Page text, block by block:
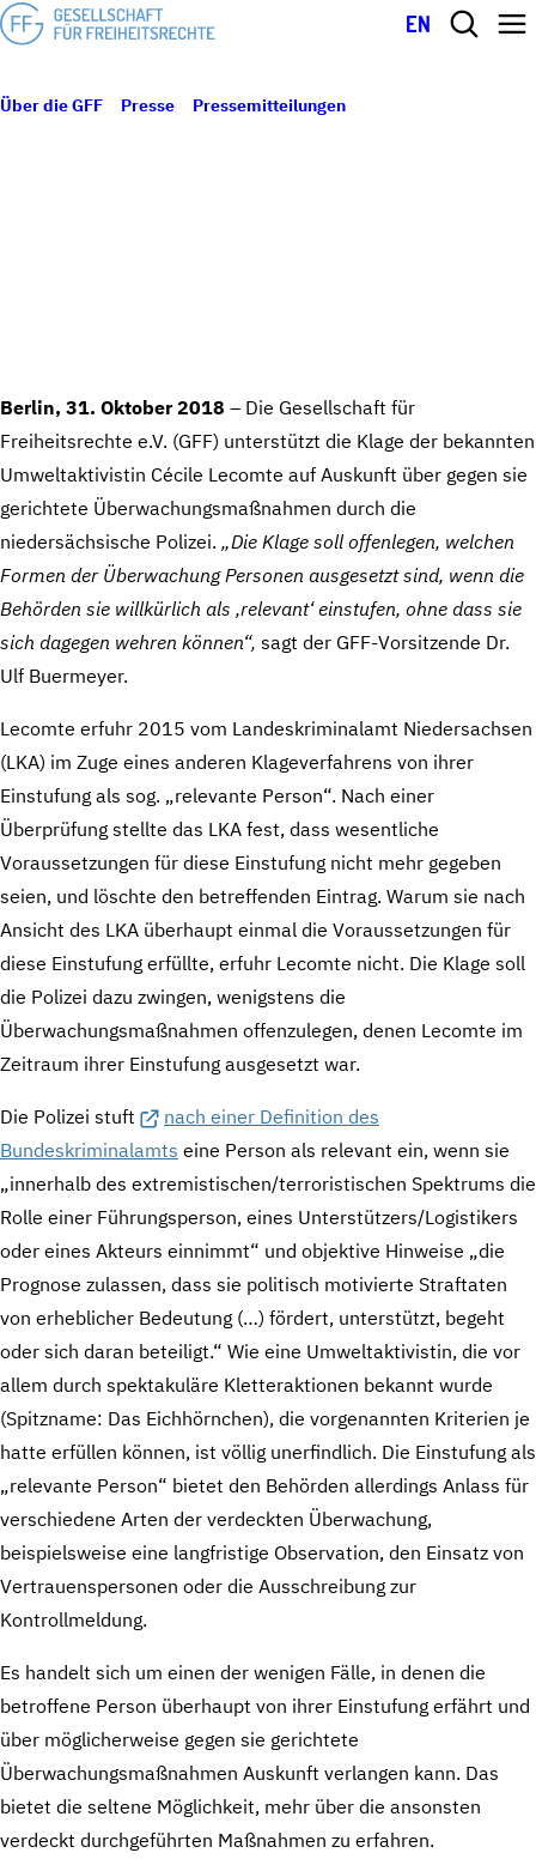
EN
Über die GFF Presse Pressemitteilungen
31. Oktober 2018
Berlin, 31. Oktober 2018 – Die Gesellschaft für
Freiheitsrechte e.V. (GFF) unterstützt die Klage der bekannten
Umweltaktivistin Cécile Lecomte auf Auskunft über gegen sie
gerichtete Überwachungsmaßnahmen durch die
niedersächsische Polizei. „Die Klage soll offenlegen, welchen
Formen der Überwachung Personen ausgesetzt sind, wenn die
Behörden sie willkürlich als ‚relevant‘ einstufen, ohne dass sie
sich dagegen wehren können“, sagt der GFF-Vorsitzende Dr.
Ulf Buermeyer.
Lecomte erfuhr 2015 vom Landeskriminalamt Niedersachsen
(LKA) im Zuge eines anderen Klageverfahrens von ihrer
Einstufung als sog. „relevante Person“. Nach einer
Überprüfung stellte das LKA fest, dass wesentliche
Voraussetzungen für diese Einstufung nicht mehr gegeben
seien, und löschte den betreffenden Eintrag. Warum sie nach
Ansicht des LKA überhaupt einmal die Voraussetzungen für
diese Einstufung erfüllte, erfuhr Lecomte nicht. Die Klage soll
die Polizei dazu zwingen, wenigstens die
Überwachungsmaßnahmen offenzulegen, denen Lecomte im
Zeitraum ihrer Einstufung ausgesetzt war.
Die Polizei stuft
nach einer Definition des
Bundeskriminalamts eine Person als relevant ein, wenn sie
„innerhalb des extremistischen/terroristischen Spektrums die
Rolle einer Führungsperson, eines Unterstützers/Logistikers
oder eines Akteurs einnimmt“ und objektive Hinweise „die
Prognose zulassen, dass sie politisch motivierte Straftaten
von erheblicher Bedeutung (…) fördert, unterstützt, begeht
oder sich daran beteiligt.“ Wie eine Umweltaktivistin, die vor
allem durch spektakuläre Kletteraktionen bekannt wurde
(Spitzname: Das Eichhörnchen), die vorgenannten Kriterien je
hatte erfüllen können, ist völlig unerfindlich. Die Einstufung als
„relevante Person“ bietet den Behörden allerdings Anlass für
verschiedene Arten der verdeckten Überwachung,
beispielsweise eine langfristige Observation, den Einsatz von
Vertrauenspersonen oder die Ausschreibung zur
Kontrollmeldung.
Es handelt sich um einen der wenigen Fälle, in denen die
betroffene Person überhaupt von ihrer Einstufung erfährt und
über möglicherweise gegen sie gerichtete
Überwachungsmaßnahmen Auskunft verlangen kann. Das
bietet die seltene Möglichkeit, mehr über die ansonsten
verdeckt durchgeführten Maßnahmen zu erfahren.